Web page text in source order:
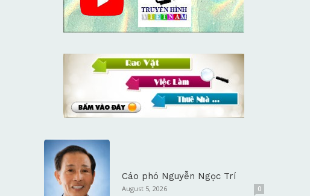
Cáo phó Nguyễn Ngọc Trí
August 5, 2026 0